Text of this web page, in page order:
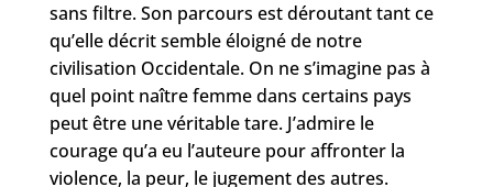
sans filtre. Son parcours est déroutant tant ce
qu’elle décrit semble éloigné de notre
civilisation Occidentale. On ne s’imagine pas à
quel point naître femme dans certains pays
peut être une véritable tare. J’admire le
courage qu’a eu l’auteure pour affronter la
violence, la peur, le jugement des autres.